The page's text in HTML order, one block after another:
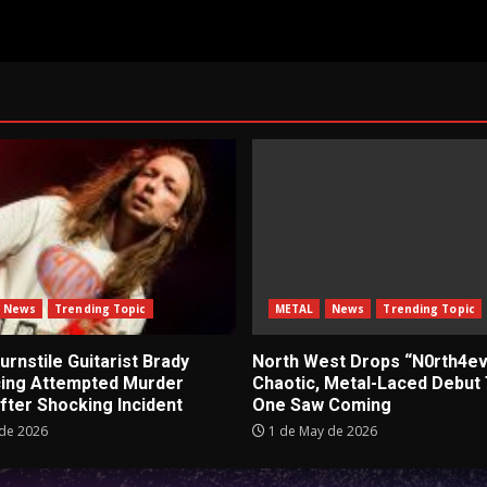
News Trending Topic
Guitarist Brady
Attempted Murder
Shocking Incident
2026
METAL News Trending Topic
North West Drops
Chaotic, Metal-Laced Debut
One Saw Coming
1 de May de 2026